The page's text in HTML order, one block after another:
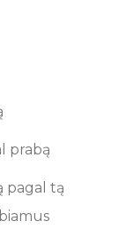
prabą
pagal tą